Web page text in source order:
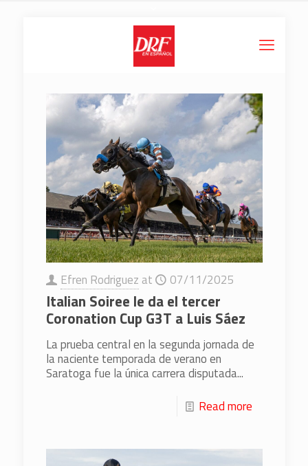
Efren Rodriguez at 07/11/2025
Italian Soiree le da el tercer
Coronation Cup G3T a Luis Sáez
La prueba central en la segunda jornada de
la naciente temporada de verano en
Saratoga fue la única carrera disputada...
Read more